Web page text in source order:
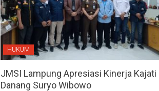
HUKUM
JMSI Lampung Apresiasi Kinerja Kajati
Danang Suryo Wibowo